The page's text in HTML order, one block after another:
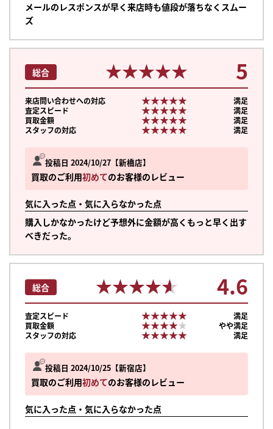
メールのレスポンスが早く来店時も値段が落ちなくスムー
ズ
投稿日 2024/10/27 新橋店
買取のご利用初めてのお客様のレビュー
気に入った点・気に入らなかった点
購入しかなかったけど予想外に金額が高くもっと早く出す
べきだった。
総合 ★★★★★
★★★★★ 5
来店問い合わせへの対応 ★★★★★
★★★★★
満足
査定スピード
★★★★★
★★★★★
満足
買取金額
★★★★★
★★★★★
満足
スタッフの対応
★★★★★
★★★★★ 満足
投稿日 2024/10/25 新宿店
買取のご利用初めてのお客様のレビュー
気に入った点・気に入らなかった点
総合 ★★★★★
★★★★★ 4.6
査定スピード ★★★★★
★★★★★
満足
買取金額
★★★★★
★★★★★
やや満足
スタッフの対応
★★★★★
★★★★★ 満足